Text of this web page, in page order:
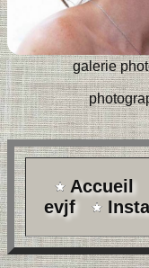
galerie
Accueil
evjf
Insta